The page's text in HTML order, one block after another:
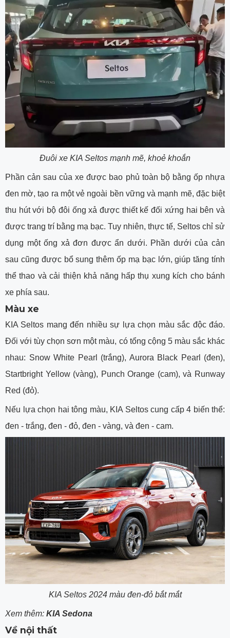
Đuôi xe KIA Seltos mạnh mẽ, khoẻ khoắn
Phần cản sau của xe được bao phủ toàn bộ bằng ốp nhựa
đen mờ, tạo ra một vẻ ngoài bền vững và mạnh mẽ, đặc biệt
thu hút với bộ đôi ống xả được thiết kế đối xứng hai bên và
được trang trí bằng mạ bạc. Tuy nhiên, thực tế, Seltos chỉ sử
dụng một ống xả đơn được ẩn dưới. Phần dưới của cản
sau cũng được bổ sung thêm ốp mạ bạc lớn, giúp tăng tính
thể thao và cải thiện khả năng hấp thụ xung kích cho bánh
xe phía sau.
Màu xe
KIA Seltos mang đến nhiều sự lựa chọn màu sắc độc đáo.
Đối với tùy chọn sơn một màu, có tổng cộng 5 màu sắc khác
nhau: Snow White Pearl (trắng), Aurora Black Pearl (đen),
Startbright Yellow (vàng), Punch Orange (cam), và Runway
Red (đỏ).
Nếu lựa chọn hai tông màu, KIA Seltos cung cấp 4 biến thể:
đen - trắng, đen - đỏ, đen - vàng, và đen - cam.
KIA Seltos 2024 màu đen-đỏ bắt mắt
Xem thêm: KIA Sedona
Về nội thất